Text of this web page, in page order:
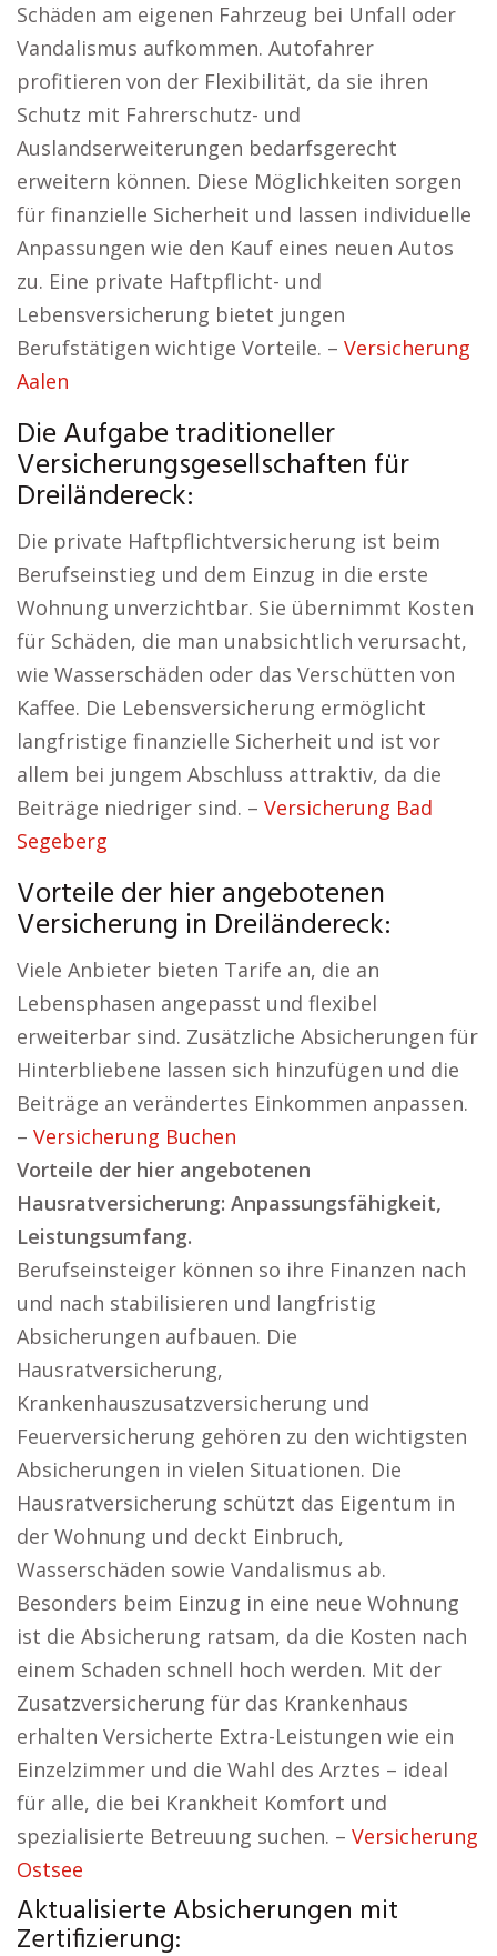
Schäden am eigenen Fahrzeug bei Unfall oder
Vandalismus aufkommen. Autofahrer
profitieren von der Flexibilität, da sie ihren
Schutz mit Fahrerschutz- und
Auslandserweiterungen bedarfsgerecht
erweitern können. Diese Möglichkeiten sorgen
für finanzielle Sicherheit und lassen individuelle
Anpassungen wie den Kauf eines neuen Autos
zu. Eine private Haftpflicht- und
Lebensversicherung bietet jungen
Berufstätigen wichtige Vorteile. – Versicherung
Aalen
Die Aufgabe traditioneller
Versicherungsgesellschaften für
Dreiländereck:
Die private Haftpflichtversicherung ist beim
Berufseinstieg und dem Einzug in die erste
Wohnung unverzichtbar. Sie übernimmt Kosten
für Schäden, die man unabsichtlich verursacht,
wie Wasserschäden oder das Verschütten von
Kaffee. Die Lebensversicherung ermöglicht
langfristige finanzielle Sicherheit und ist vor
allem bei jungem Abschluss attraktiv, da die
Beiträge niedriger sind. – Versicherung Bad
Segeberg
Vorteile der hier angebotenen
Versicherung in Dreiländereck:
Viele Anbieter bieten Tarife an, die an
Lebensphasen angepasst und flexibel
erweiterbar sind. Zusätzliche Absicherungen für
Hinterbliebene lassen sich hinzufügen und die
Beiträge an verändertes Einkommen anpassen.
– Versicherung Buchen
Vorteile der hier angebotenen
Hausratversicherung: Anpassungsfähigkeit,
Leistungsumfang.
Berufseinsteiger können so ihre Finanzen nach
und nach stabilisieren und langfristig
Absicherungen aufbauen. Die
Hausratversicherung,
Krankenhauszusatzversicherung und
Feuerversicherung gehören zu den wichtigsten
Absicherungen in vielen Situationen. Die
Hausratversicherung schützt das Eigentum in
der Wohnung und deckt Einbruch,
Wasserschäden sowie Vandalismus ab.
Besonders beim Einzug in eine neue Wohnung
ist die Absicherung ratsam, da die Kosten nach
einem Schaden schnell hoch werden. Mit der
Zusatzversicherung für das Krankenhaus
erhalten Versicherte Extra-Leistungen wie ein
Einzelzimmer und die Wahl des Arztes – ideal
für alle, die bei Krankheit Komfort und
spezialisierte Betreuung suchen. – Versicherung
Ostsee
Aktualisierte Absicherungen mit
Zertifizierung: